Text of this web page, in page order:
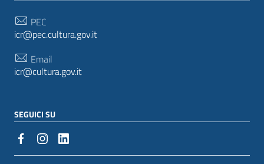
PEC
icr@pec.cultura.gov.it
Email
icr@cultura.gov.it
SEGUICI SU